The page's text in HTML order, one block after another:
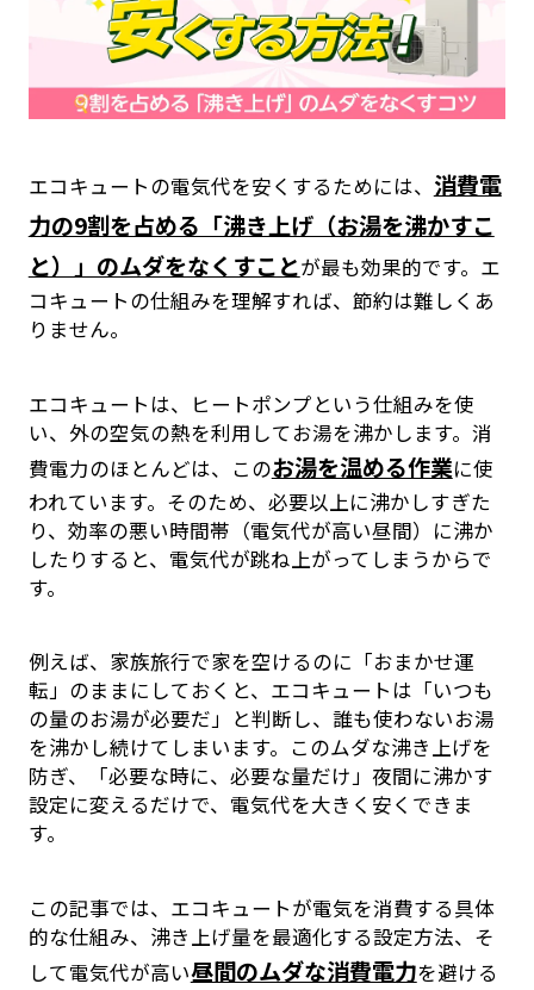
エコキュートの電気代を安くするためには、 消費電
力の9割を占める「沸き上げ（お湯を沸かすこ
と）」のムダをなくすことが最も効果的です。エ
コキュートの仕組みを理解すれば、節約は難しくあ
りません。
エコキュートは、ヒートポンプという仕組みを使
い、外の空気の熱を利用してお湯を沸かします。消
費電力のほとんどは、このお湯を温める作業に使
われています。そのため、必要以上に沸かしすぎた
り、効率の悪い時間帯（電気代が高い昼間）に沸か
したりすると、電気代が跳ね上がってしまうからで
す。
例えば、家族旅行で家を空けるのに「おまかせ運
転」のままにしておくと、エコキュートは「いつも
の量のお湯が必要だ」と判断し、誰も使わないお湯
を沸かし続けてしまいます。このムダな沸き上げを
防ぎ、「必要な時に、必要な量だけ」夜間に沸かす
設定に変えるだけで、電気代を大きく安くできま
す。
この記事では、エコキュートが電気を消費する具体
的な仕組み、沸き上げ量を最適化する設定方法、そ
して電気代が高い昼間のムダな消費電力を避ける